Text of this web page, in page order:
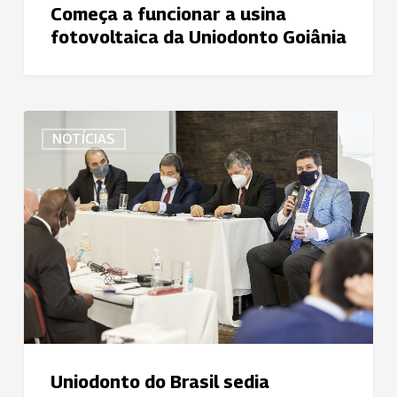
Começa a funcionar a usina
fotovoltaica da Uniodonto Goiânia
NOTÍCIAS
sedia
Workshop
Internacional
Cooperativas
do
Mercosul
Objetivos
Uniodonto do Brasil sedia